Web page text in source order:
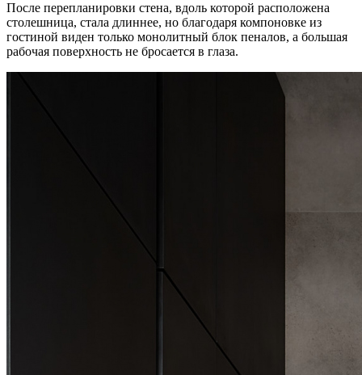
После перепланировки стена, вдоль которой расположена
столешница, стала длиннее, но благодаря компоновке из
гостиной виден только монолитный блок пеналов, а большая
рабочая поверхность не бросается в глаза.